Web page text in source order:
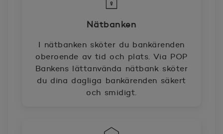
Nätbanken
I nätbanken sköter du bankärenden
oberoende av tid och plats. Via POP
Bankens lättanvända nätbank sköter
du dina dagliga bankärenden säkert
och smidigt.